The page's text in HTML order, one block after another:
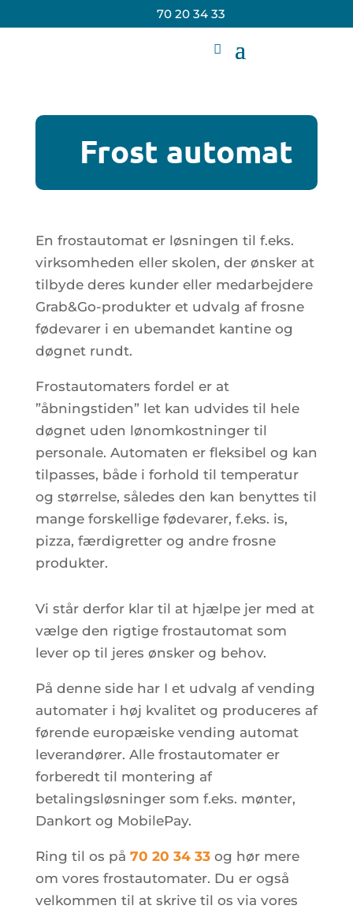
70 20 34 33
Frost automat
En frostautomat er løsningen til f.eks.
virksomheden eller skolen, der ønsker at
tilbyde deres kunder eller medarbejdere
Grab&Go-produkter et udvalg af frosne
fødevarer i en ubemandet kantine og
døgnet rundt.
Frostautomaters fordel er at
”åbningstiden” let kan udvides til hele
døgnet uden lønomkostninger til
personale. Automaten er fleksibel og kan
tilpasses, både i forhold til temperatur
og størrelse, således den kan benyttes til
mange forskellige fødevarer, f.eks. is,
pizza, færdigretter og andre frosne
produkter.
Vi står derfor klar til at hjælpe jer med at
vælge den rigtige frostautomat som
lever op til jeres ønsker og behov.
På denne side har I et udvalg af vending
automater i høj kvalitet og produceres af
førende europæiske vending automat
leverandører. Alle frostautomater er
forberedt til montering af
betalingsløsninger som f.eks. mønter,
Dankort og MobilePay.
Ring til os på 70 20 34 33og hør mere
om vores frostautomater. Du er også
velkommen til at skrive til os via vores